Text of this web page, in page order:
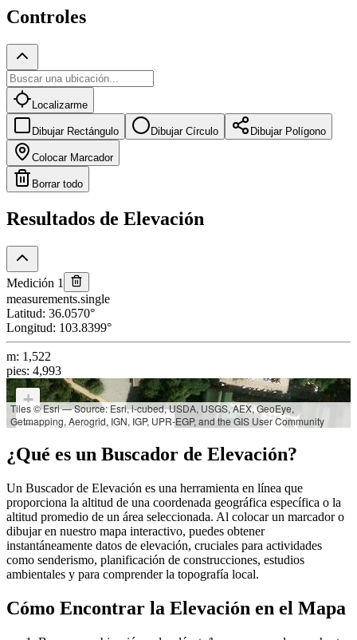
Controles
Localizarme
Dibujar Rectángulo Dibujar Círculo Dibujar Polígono
Colocar Marcador
Borrar todo
Resultados de Elevación
Medición 1
measurements.single
Latitud: 36.0570°
Longitud: 103.8399°
m: 1,522
pies: 4,993
Latitud:36.0570°
Elevación:
pies: 4,993
+
−
Tiles © Esri — Source: Esri, i-cubed, USDA, USGS, AEX, GeoEye,
Getmapping, Aerogrid, IGN, IGP, UPR-EGP, and the GIS User Community
¿Qué es un Buscador de Elevación?
Un Buscador de Elevación es una herramienta en línea que
proporciona la altitud de una coordenada geográfica específica o la
altitud promedio de un área seleccionada. Al colocar un marcador o
dibujar en nuestro mapa interactivo, puedes obtener
instantáneamente datos de elevación, cruciales para actividades
como senderismo, planificación de construcciones, estudios
ambientales y para comprender la topografía local.
Cómo Encontrar la Elevación en el Mapa